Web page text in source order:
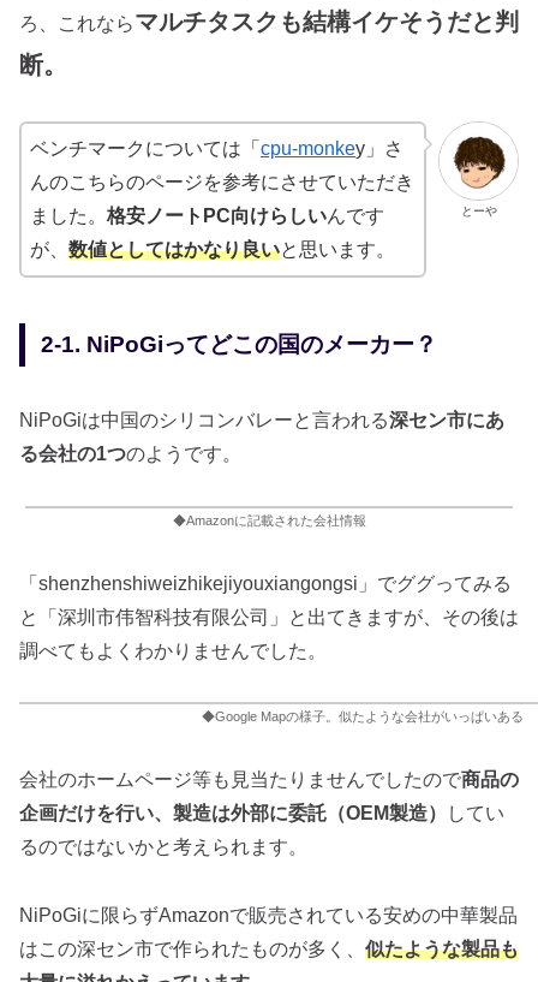
ろ、これならマルチタスクも結構イケそうだと判
断。
とーや
ベンチマークについては「 cpu-monkey」さ
んのこちらのページを参考にさせていただき
ました。 格安ノートPC向けらしいんです
が、 数値としてはかなり良いと思います。
2-1. NiPoGiってどこの国のメーカー？
NiPoGiは中国のシリコンバレーと言われる深セン市にあ
る会社の1つのようです。
◆Amazonに記載された会社情報
「shenzhenshiweizhikejiyouxiangongsi」でググってみる
と「深圳市伟智科技有限公司」と出てきますが、その後は
調べてもよくわかりませんでした。
◆Google Mapの様子。似たような会社がいっぱいある
会社のホームページ等も見当たりませんでしたので商品の
企画だけを行い、製造は外部に委託（OEM製造）
してい
るのではないかと考えられます。
NiPoGiに限らずAmazonで販売されている安めの中華製品
はこの深セン市で作られたものが多く、 似たような製品も